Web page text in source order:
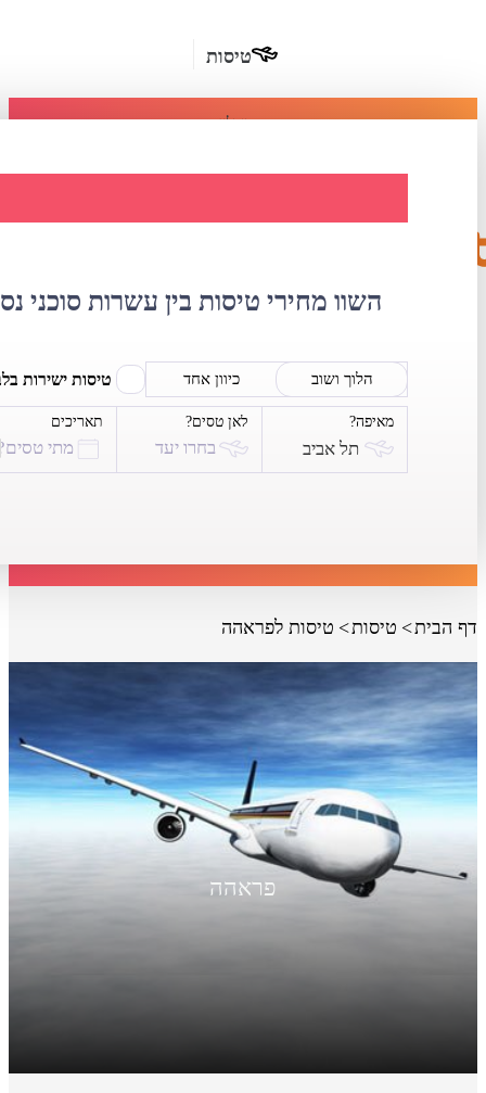
טיסות
מומלץ
בחו"ל
השכרת
רכב
השוו מחירי טיסות בין עשרות סוכני
הלוך ושוב כיוון אחד טיסות ישירות
מאיפה?
תל אביב
לאן טסים?
בחרו יעד
תאריכים
מתי
דף הבית טיסות טיסות לפראהה
פראהה